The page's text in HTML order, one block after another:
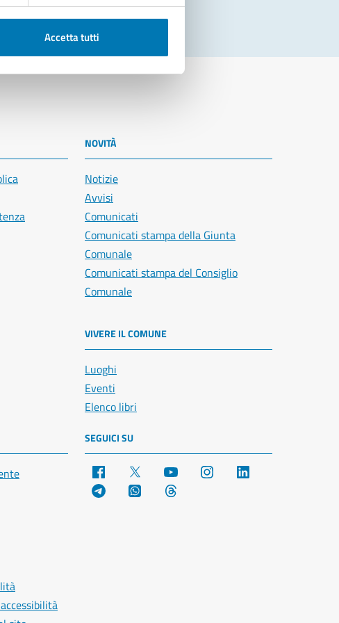
Accetta tutti
NOVITÀ
Notizie
Avvisi
Comunicati
Comunicati stampa della Giunta
Comunale
Comunicati stampa del Consiglio
Comunale
VIVERE IL COMUNE
Luoghi
Eventi
Elenco libri
SEGUICI SU
Facebook YouTube Instagram
Telegram WhatsApp